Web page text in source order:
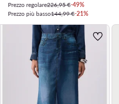
Prezzo regolare226,95 €-49%
Prezzo più basso144,99 €-21%